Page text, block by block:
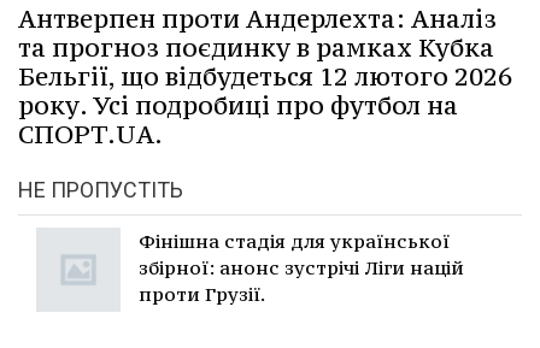
Антверпен проти Андерлехта: Аналіз
та прогноз поєдинку в рамках Кубка
Бельгії, що відбудеться 12 лютого 2026
року. Усі подробиці про футбол на
СПОРТ.UA.
НЕ ПРОПУСТІТЬ
Фінішна стадія для української
збірної: анонс зустрічі Ліги націй
проти Грузії.